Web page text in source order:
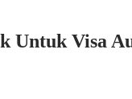
Untuk Visa